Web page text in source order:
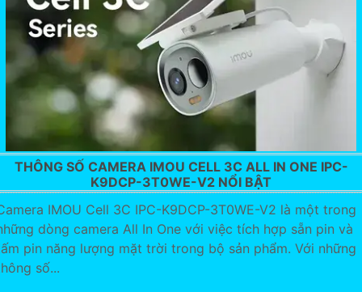
THÔNG SỐ CAMERA IMOU CELL 3C ALL IN ONE IPC-
K9DCP-3T0WE-V2 NỔI BẬT
IMOU Cell 3C IPC-K9DCP-3T0WE-V2 là một trong
dòng camera All In One với việc tích hợp sẵn pin và
pin năng lượng mặt trời trong bộ sản phẩm. Với những
số...